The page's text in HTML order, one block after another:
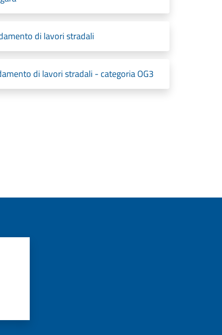
di lavori stradali
di lavori stradali - categoria OG3